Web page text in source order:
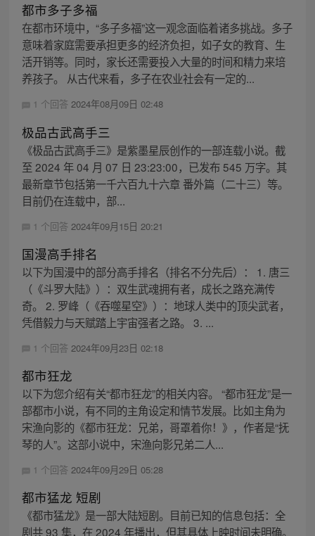
都市多子多福
在都市环境中，“多子多福”这一观念面临着诸多挑战。多子
意味着家庭需要承担更多的经济负担，如子女的教育、生
活开销等。同时，家长还需要投入大量的时间和精力来培
养孩子。 从古代来看，多子在农业社会有一定的...
1 个回答 2024年08月09日 02:48
极品古武高手三
《极品古武高手三》是紫墨星辰创作的一部连载小说。截
至 2024 年 04 月 07 日 23:23:00，已发布 545 万字。其
最新章节包括第一千六百九十六章 番外篇（二十三）等。
目前仍在连载中，部...
1 个回答 2024年09月15日 20:21
国漫高手排名
以下为国漫中的部分高手排名（排名不分先后）： 1. 唐三
（《斗罗大陆》）：双生武魂拥有者，成长之路充满传
奇。 2. 罗峰（《吞噬星空》）：地球人类中的顶尖武者，
凭借毅力与天赋踏上宇宙强者之路。 3. ...
1 个回答 2024年09月23日 02:18
都市狂龙
以下为您介绍有关“都市狂龙”的相关内容。 “都市狂龙”是一
部都市小说，有不同的主角设定和情节发展。比如主角为
宋渔向影的《都市狂龙：兄弟，哥罩着你！》，作者是“抚
琴的人”。这部小说中，宋渔向影兄弟二人...
1 个回答 2024年09月29日 05:28
都市猛龙 短剧
《都市猛龙》是一部大陆短剧。目前已知的信息包括：全
剧共 93 集，在 2024 年播出，但其具体上映时间未明确。